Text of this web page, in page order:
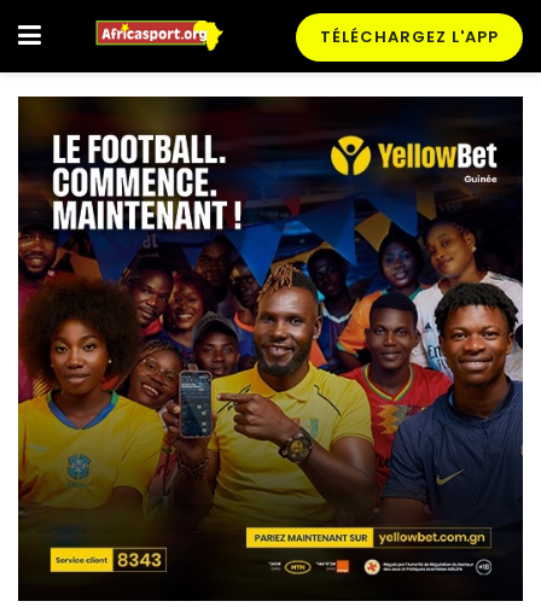
TÉLÉCHARGEZ L'APP